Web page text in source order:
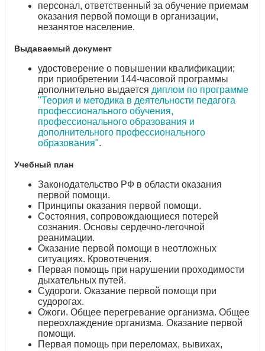
персонал, ответственный за обучение приемам
оказания первой помощи в организации,
незанятое население.
Выдаваемый документ
удостоверение о повышении квалификации;
при приобретении 144-часовой программы
дополнительно выдается диплом по программе
"Теория и методика в деятельности педагога
профессионального обучения,
профессионального образования и
дополнительного профессионального
образования".
Учебный план
Законодательство РФ в области оказания
первой помощи.
Принципы оказания первой помощи.
Состояния, сопровождающиеся потерей
сознания. Основы сердечно-легочной
реанимации.
Оказание первой помощи в неотложных
ситуациях. Кровотечения.
Первая помощь при нарушении проходимости
дыхательных путей.
Судороги. Оказание первой помощи при
судорогах.
Ожоги. Общее перегревание организма. Общее
переохлаждение организма. Оказание первой
помощи.
Первая помощь при переломах, вывихах,